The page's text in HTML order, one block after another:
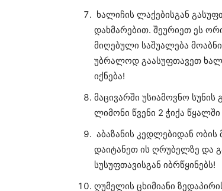
ხალიჩის ლაქებისგან
დახმარებით. შეურიეთ ეს
მიღებული საშუალება
უბრალოდ გაასუფთავეთ
იქნება!
მაცივარში უსიამოვნო
ლიმონი წვენი 2 ჭიქა
აბაზანის კედლებიდან
დაიტანეთ ის ღრუბელზე და
სუსუფთავისგან იბრწყინებს!
ღუმელის ცხიმიანი